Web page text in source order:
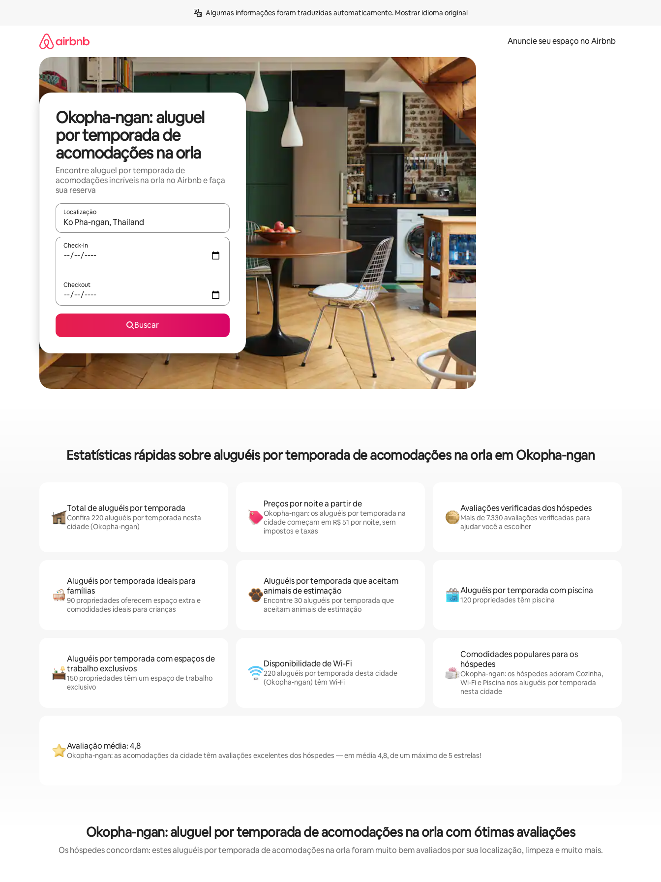
Algumas informações foram traduzidas automaticamente. Mostrar idioma original
Anuncie seu espaço no Airbnb
Okopha-ngan: aluguel
por temporada de
acomodações na orla
Encontre aluguel por temporada de
acomodações incríveis na orla no Airbnb e faça
sua reserva
Localização
Quando os resultados estiverem disponíveis, explore-os usando as seta para cima e para baixo do teclado ou tocando e deslizando o dedo na tela.
Check-in
Checkout
Buscar
Estatísticas rápidas sobre aluguéis por temporada de acomodações na orla em Okopha-ngan
Total de aluguéis por temporada
Confira 220 aluguéis por temporada nesta
cidade (Okopha-ngan)
Preços por noite a partir de
Okopha-ngan: os aluguéis por temporada na
cidade começam em R$ 51 por noite, sem
impostos e taxas
Avaliações verificadas dos hóspedes
Mais de 7.330 avaliações verificadas para
ajudar você a escolher
Aluguéis por temporada ideais para
famílias
90 propriedades oferecem espaço extra e
comodidades ideais para crianças
Aluguéis por temporada que aceitam
animais de estimação
Encontre 30 aluguéis por temporada que
aceitam animais de estimação
Aluguéis por temporada com piscina
120 propriedades têm piscina
Aluguéis por temporada com espaços de
trabalho exclusivos
150 propriedades têm um espaço de trabalho
exclusivo
Disponibilidade de Wi-Fi
220 aluguéis por temporada desta cidade
(Okopha-ngan) têm Wi-Fi
Comodidades populares para os
hóspedes
Okopha-ngan: os hóspedes adoram Cozinha,
Wi-Fi e Piscina nos aluguéis por temporada
nesta cidade
Avaliação média: 4,8
Okopha-ngan: as acomodações da cidade têm avaliações excelentes dos hóspedes — em média 4,8, de um máximo de 5 estrelas!
Okopha-ngan: aluguel por temporada de acomodações na orla com ótimas avaliações
Os hóspedes concordam: estes aluguéis por temporada de acomodações na orla foram muito bem avaliados por sua localização, limpeza e muito mais.